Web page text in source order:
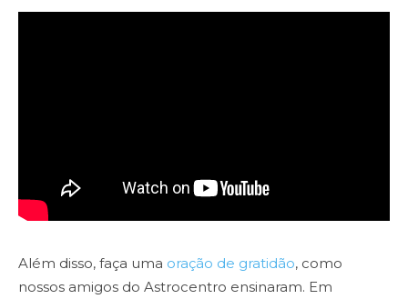
Além disso, faça uma oração de gratidão, como
nossos amigos do Astrocentro ensinaram. Em